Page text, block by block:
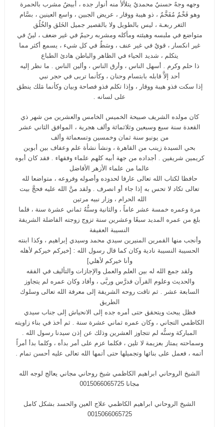
وجهه وجهٌ حسنيٌ محمديٌ يتلألأ منه أنوار جده ، أبيضٌ مشرب بالحمرة
وهو فَخْمٌ مُفَخَّمٌ ، ذو هيبة ووقار ، عريض الجبين ، واسع العينين ، بسَّام
الثغر ربعـة ، ليس بالطويل ولا بالقصير جميل الخَلق والخُلُق
متواضع في ملبسه وهيئته ومأكله ومشربه رحيمٌ في غير ضعف ، لينٌ في
غير انكسار ، قويٌ في غير عنف ، وسَطٌ في كل شيء ، يسمع أكثر مما
يتكلم ، شديد الحياء في الظاهر والباطن هادئ الطباع
ذا حلم وكرم . أسهل الناس ، وأرق الناس ، وألين الناس . ما نظر إليه
أحد إلاَّ قابله بابتسام وحنان ، وكأنما تربى في حجر نبي
إذا سكت فذو هيبة ووقار ، وإذا تكلم فذو فصاحة وبيان وكأنما مَلك ينطق
على لسانه .
كان مولده الشريف صبيحة الخميس الخامس والعشرين من شهر ذي
القعدة سنة سبع وسبعين وثلاثمائة وألف هجرية ، الموافق الثاني عشر
من يونيو سنة ثمان وخمسين وتسعمائة وألف
بحي السيدة زينب من القاهرة ، ونشأ نشأة علم وعفاف بين أبوين
كريمين شريفين . أجداده من جهة أبيه كلهم علماء وفقهاء . فقد كان أبوه
عالما من علماء الأزهر الأفاضل
حافظا لكتاب الله تعالى عارفا لحدوده وأصوله وفروعه ، متواضعا لله
تعالى تكاد لا تحس به إذا جاء أو انصرف . ولقد منَّ الله عليه فحجَّ بيت
الله الحرام ، وزار نبيه مرتين
مرة وعمره خمسة عشر عاماً ، والثانية وسنُّهُ ثماني عشرة سنة ، فلما
بلغ من عمره المديد سبعًا وعشرين سنة تزوج زوجته الفاضلة الشريفة
النسيبة العفيفة
وأنجب منها القمرين المنيرين سيدي محمد وسيدي إبراهيم ، وكذا ابنته
الحسيبة النسيبة نادية وكان كما قال رسول الله : [خيركم خيركم لأهله
وأنا خيركم لأهلي]
ولقد جمع الله له بين العلم والعمل والإجازات والتأليف في الفقه
والحديث وعلوم القرآن فدرَّس وربَّى ، وأفاد وكان عمره لم يتجاوز
السابعة عشر . ثم تاقت روحه الشريفة إلى معرفة الله تعالى وسلوك
الطريق
فظل يبحث ويتحقق حتى أمره جده إلى الانحياش إلى جناب سيدي
الكاظمي التجاني ، وكان عمره ثماني عشرة سنة . ثم أخذ في بناء زاويته
المباركة وسنُّه لم تتجاوز العشرين وذلك عن إذن سيدنا رسول الله .
وسماحته يمتاز بعزيمة لا تلين ، فكلما عزم على أمر بدأه ، وكلما بدأ أمراً
أتمه ، فعمل على بنائها وتجميلها حتى أتمها الله تعالى عليه أحسن تمام .
الشيخ الروحاني ابراهيم الكاظمي شيخ روحاني مجاني يعالج لوجه الله
مجانا 0015066065725
الشيخ الروحاني ابراهيم الكاظمي علاج العين والحسد بشكل كامل
0015066065725